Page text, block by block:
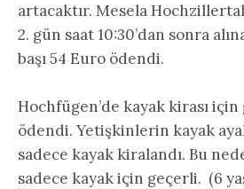
artacaktır. Mesela
2. gün saat 10:30’dan sonra
başı 54 Euro ödendi.
Hochfügen’de kayak kirası
ödendi. Yetişkinlerin kayak
sadece kayak kiralandı. Bu
sadece kayak için geçerli. (6